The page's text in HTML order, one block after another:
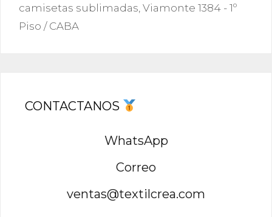
camisetas sublimadas Viamonte 1384 - 1º
Piso / CABA
CONTACTANOS
WhatsApp
Correo
ventas@textilcrea.com